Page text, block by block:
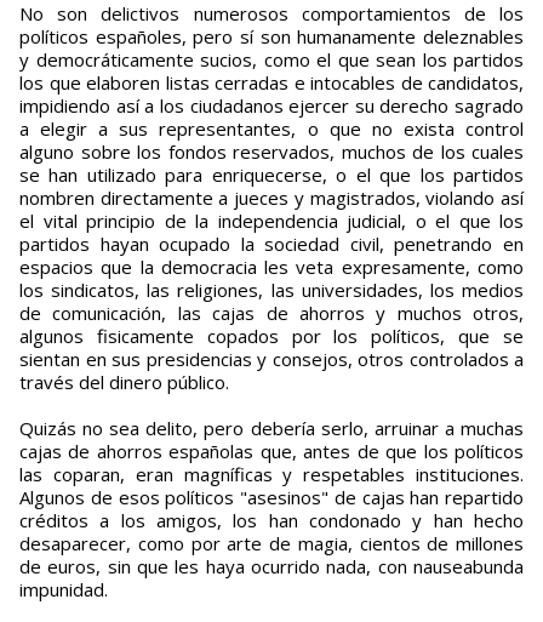
No son delictivos numerosos comportamientos de los
políticos españoles, pero sí son humanamente deleznables
y democráticamente sucios, como el que sean los partidos
los que elaboren listas cerradas e intocables de candidatos,
impidiendo así a los ciudadanos ejercer su derecho sagrado
a elegir a sus representantes, o que no exista control
alguno sobre los fondos reservados, muchos de los cuales
se han utilizado para enriquecerse, o el que los partidos
nombren directamente a jueces y magistrados, violando así
el vital principio de la independencia judicial, o el que los
partidos hayan ocupado la sociedad civil, penetrando en
espacios que la democracia les veta expresamente, como
los sindicatos, las religiones, las universidades, los medios
de comunicación, las cajas de ahorros y muchos otros,
algunos fisicamente copados por los políticos, que se
sientan en sus presidencias y consejos, otros controlados a
través del dinero público.
Quizás no sea delito, pero debería serlo, arruinar a muchas
cajas de ahorros españolas que, antes de que los políticos
las coparan, eran magníficas y respetables instituciones.
Algunos de esos políticos "asesinos" de cajas han repartido
créditos a los amigos, los han condonado y han hecho
desaparecer, como por arte de magia, cientos de millones
de euros, sin que les haya ocurrido nada, con nauseabunda
impunidad.